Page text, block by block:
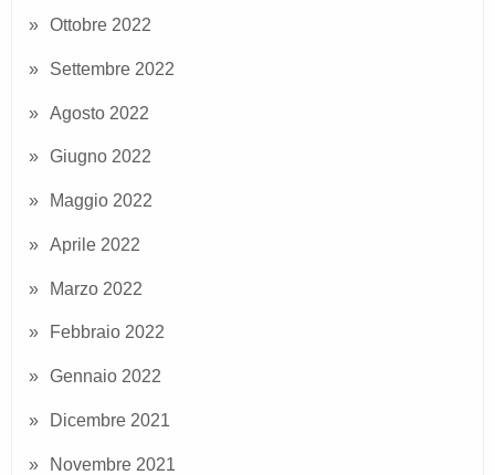
Ottobre 2022
Settembre 2022
Agosto 2022
Giugno 2022
Maggio 2022
Aprile 2022
Marzo 2022
Febbraio 2022
Gennaio 2022
Dicembre 2021
Novembre 2021